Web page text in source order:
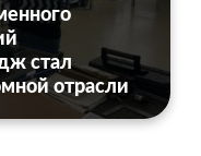
стал
отрасли